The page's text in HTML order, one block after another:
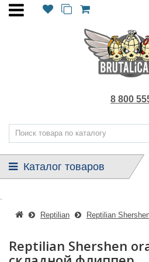
8 800
Каталог товаров
Reptilian Reptilian
Reptilian Shershen